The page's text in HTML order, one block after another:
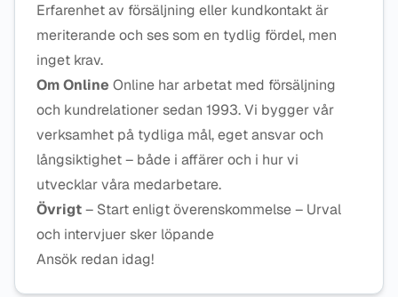
Erfarenhet av försäljning eller kundkontakt är
meriterande och ses som en tydlig fördel, men
inget krav.
Om Online Online har arbetat med försäljning
och kundrelationer sedan 1993. Vi bygger vår
verksamhet på tydliga mål, eget ansvar och
långsiktighet – både i affärer och i hur vi
utvecklar våra medarbetare.
Övrigt– Start enligt överenskommelse – Urval
och intervjuer sker löpande
Ansök redan idag!